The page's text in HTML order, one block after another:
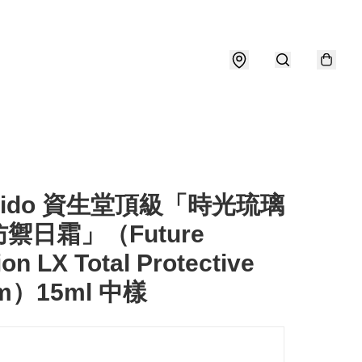
資生堂頂級「時光琉璃
禦日霜」（Future
LX Total Protective
）15ml 中樣